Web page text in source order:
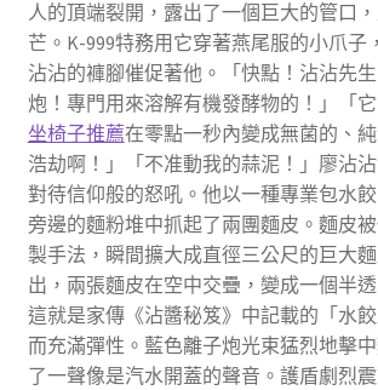
人的頂端裂開，露出了一個巨大的管口
芒。K-999特務用它穿著燕尾服的小爪子
沾沾的褲腳催促著他。「快點！沾沾先
炮！專門用來溶解有機發酵物的！」「
坐椅子推薦在零點一秒內變成無菌的、
浩劫啊！」「不准動我的蒜泥！」廖沾
對待信仰般的怒吼。他以一種專業包水
旁邊的麵粉堆中抓起了兩團麵皮。麵皮
製手法，瞬間擴大成直徑三公尺的巨大
出，兩張麵皮在空中交疊，變成一個半
這就是家傳《沾醬秘笈》中記載的「水
而充滿彈性。藍色離子炮光束猛烈地擊
了一聲像是汽水開蓋的聲音。護盾劇烈